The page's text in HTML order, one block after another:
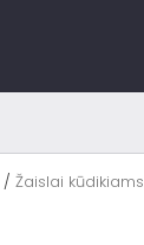
/ Žaislai kūdikiams